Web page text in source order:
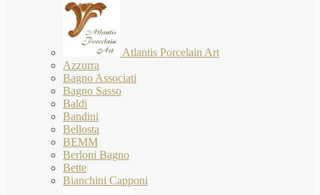
Atlantis Porcelain Art
Azzurra
Bagno Associati
Bagno Sasso
Baldi
Bandini
Bellosta
BEMM
Berloni Bagno
Bette
Bianchini Capponi